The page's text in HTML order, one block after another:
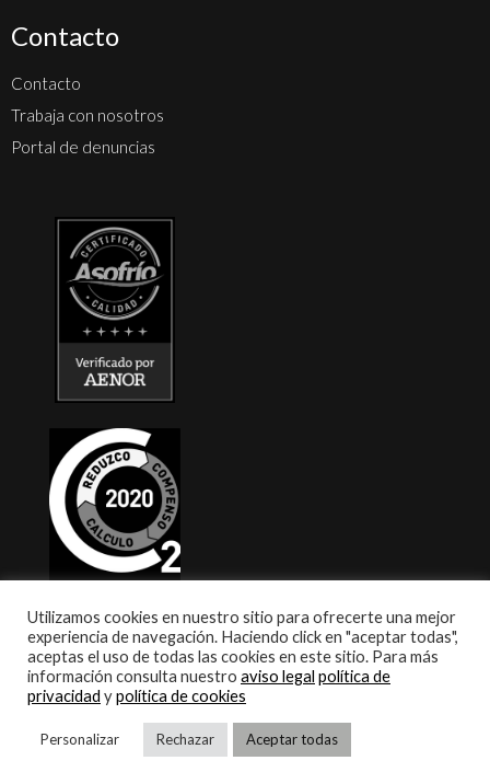
Contacto
Contacto
Trabaja con nosotros
Portal de denuncias
© 2026 ENFRÍO. TODOS LOS DERECHOS RESERVADOS
POLÍTICA DE PRIVACIDADPOLÍTICA DE COOKIES
Utilizamos cookies en nuestro sitio para ofrecerte una mejor
experiencia de navegación. Haciendo click en "aceptar todas",
aceptas el uso de todas las cookies en este sitio. Para más
información consulta nuestro aviso legal política de
privacidad ypolítica de cookies
Personalizar Rechazar Aceptar todas